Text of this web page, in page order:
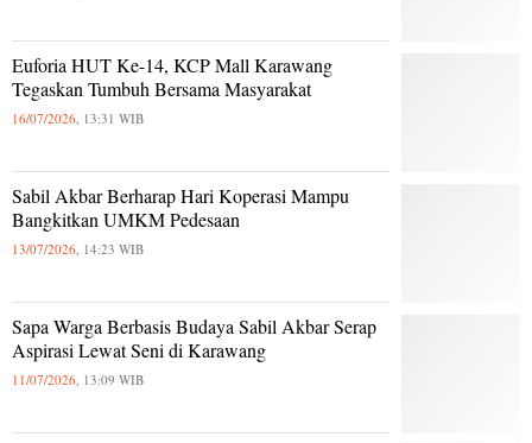
Euforia HUT Ke-14, KCP Mall Karawang
Tegaskan Tumbuh Bersama Masyarakat
16/07/2026, 13:31 WIB
Sabil Akbar Berharap Hari Koperasi Mampu
Bangkitkan UMKM Pedesaan
13/07/2026, 14:23 WIB
Sapa Warga Berbasis Budaya Sabil Akbar Serap
Aspirasi Lewat Seni di Karawang
11/07/2026, 13:09 WIB